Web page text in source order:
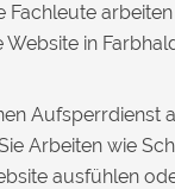
Service bei
Haustürschlüssel.
erklärt.
Fachleute
Website in
Aufsperrdienst
Arbeiten wie
ausfühlen